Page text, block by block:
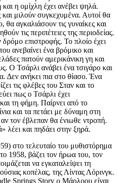
η ομίχλη έχει ανέβει ψηλά.
και μιλούν συγκεχυμένα. Αυτοί θα
αγκαλιάσουν τις γυναίκες και
τις περιπέτειες της περιοδείας.
επιστροφής. Το πλοίο έχει
ανεβαίνει ένα βρόμικο και
πατούν αμερικάνικη γη και
Ο Τσάρλι ανάβει ένα τσιγάρο και
Δεν ανήκει πια στο θίασο. Ένα
τις φλέβες του Σταν και το
πως ο Τσάρλι έχει
και τη φήμη. Παίρνει από το
και τα πετάει με δύναμη στη
τον έβλεπαν θα ένιωθε ντροπή.
και πηδάει στην ξηρά.
στο τελευταίο του μυθιστόρημα
1958, βάζει τον ήρωα του, τον
να εγκαταλείψει τη
κοπέλας, της Λίντας Λόρινγκ.
Springs Story o Μάρλοου είναι